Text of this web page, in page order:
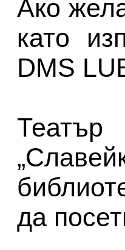
Ако
като
DMS
да